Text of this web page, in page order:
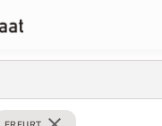
ERFURT